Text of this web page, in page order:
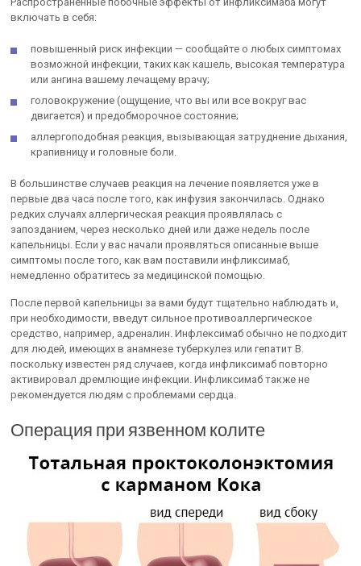
включать в себя:
повышенный риск инфекции — сообщайте о любых симптомах
возможной инфекции, таких как кашель, высокая температура
или ангина вашему лечащему врачу;
головокружение (ощущение, что вы или все вокруг вас
двигается) и предобморочное состояние;
аллергоподобная реакция, вызывающая затруднение дыхания,
крапивницу и головные боли.
В большинстве случаев реакция на лечение появляется уже в
первые два часа после того, как инфузия закончилась. Однако
редких случаях аллергическая реакция проявлялась с
запозданием, через несколько дней или даже недель после
капельницы. Если у вас начали проявляться описанные выше
симптомы после того, как вам поставили инфликсимаб,
немедленно обратитесь за медицинской помощью.
После первой капельницы за вами будут тщательно наблюдать и,
при необходимости, введут сильное противоаллергическое
средство, например, адреналин. Инфлексимаб обычно не подходит
для людей, имеющих в анамнезе туберкулез или гепатит B.
поскольку известен ряд случаев, когда инфликсимаб повторно
активировал дремлющие инфекции. Инфликсимаб также не
рекомендуется людям с проблемами сердца.
Операция при язвенном колите